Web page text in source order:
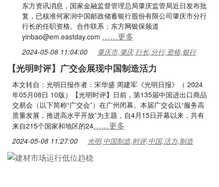
东方资讯消息，国家金融监督管理总局肇庆监管局近日发布批
复，已核准何家润中国邮政储蓄银行股份有限公司肇庆市分行
行长的任职资格。合作联系：东方网银保频道
yinbao@em.eastday.com ……更多
2024-05-08 11:04:00 肇庆市,肇庆,行长,分行,资格,银行
【光明时评】广交会展现中国制造活力
本文转自：光明日报作者：宋华盛 周建军《光明日报》（ 2024
年05月08日 10版）【光明时评】日前，第135届中国进出口商品
交易会（以下简称“广交会”）在广州闭幕。本届广交会以“服务高
质量发展，推进高水平开放”为主题，自4月15日开幕以来，共有
来自215个国家和地区的24……更多
2024-05-08 11:27:00 光明,中国制造,时评,中国,活力,制造